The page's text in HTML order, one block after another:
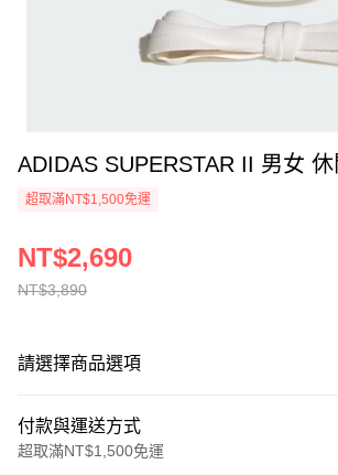
ADIDAS SUPERSTAR II 男女
超取滿NT$1,500免運
NT$3,890
NT$2,690
請選擇商品選項
付款與運送方式
超取滿NT$1,500免運